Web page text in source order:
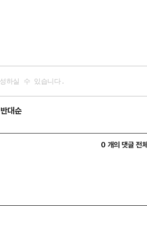
반대순
0 개의 댓글 전